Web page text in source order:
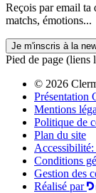
Reçois par email ta
matchs, émotions...
Je m'inscris à la
Pied de page (liens
© 2026
Présentation
Mentions
Politique de
Plan du site
Conditions
Gestion des
Réalisé par